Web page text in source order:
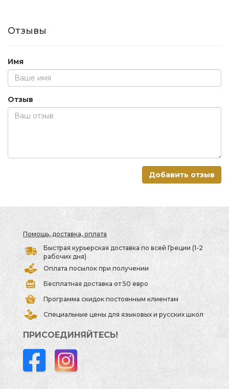
Отзывы
Имя
Отзыв
Добавить отзыв
Помощь, доставка, оплата
Быстрая курьерская доставка по всей Греции (1-2
рабочих дня)
Оплата посылок при получении
Бесплатная доставка от 50 евро
Программа скидок постоянным клиентам
Специальные цены для языковых и русских школ
ПРИСОЕДИНЯЙТЕСЬ!